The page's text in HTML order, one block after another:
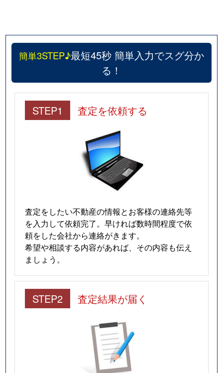
簡単3STEP♪最短45秒 簡単入力でスグ分か
る！
STEP1 査定を依頼する
査定をしたい不動産の情報とお客様の連絡先等
を入力して依頼完了。早ければ数時間程度で依
頼をした会社から連絡がきます。
希望や相談する内容があれば、その内容も伝え
ましょう。
STEP2 査定結果が届く